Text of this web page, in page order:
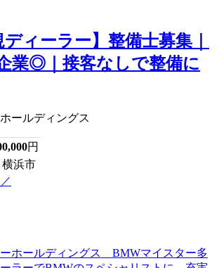
ディーラー】整備士募集｜
業◎｜接客なしで整備に
ールディングス
円
浜市